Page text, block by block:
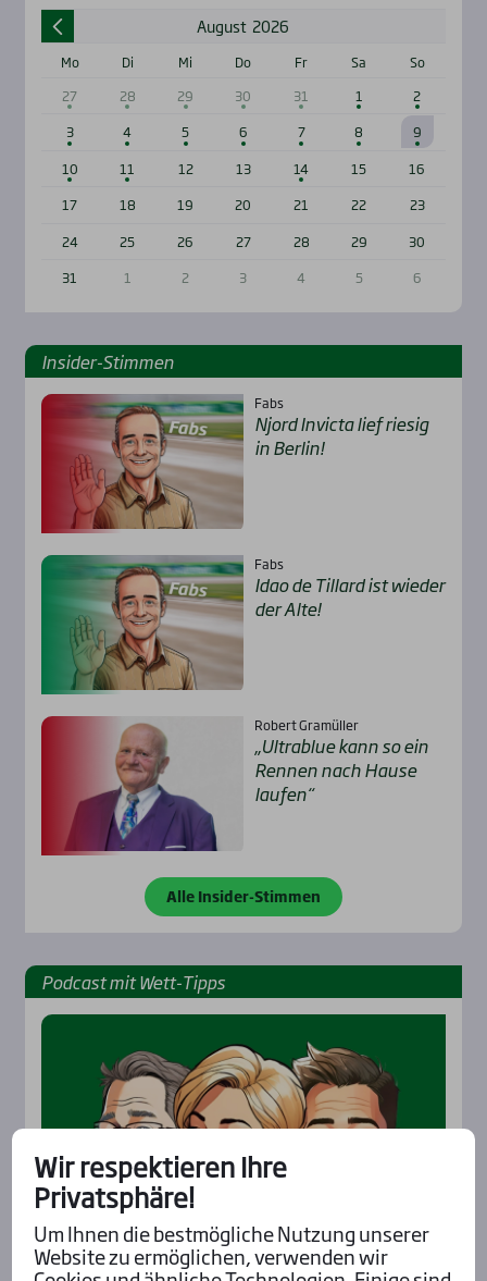
August 2026
Mo Di Mi Do Fr Sa
So
27
28 29 30 31 1
2
3
4 5 6 7 8
9
10
11 12 13 14 15
16
17
18 19 20 21 22
23
24
25 26 27 28 29
30
31
1 2 3 4 5 6
Insi­der-Stim­men
Fabs
Njord Invic­ta lief rie­sig
in Ber­lin!
Fabs
Idao de Til­lard ist wie­der
der Alte!
Robert Gramüller
„Ultra­b­lue kann so ein
Ren­nen nach Hau­se
lau­fen“
Alle Insider-Stimmen
Pod­cast mit Wett-Tipps
Wir respektieren Ihre
Privatsphäre!
Um Ihnen die bestmögliche Nutzung unserer
Website zu ermöglichen, verwenden wir